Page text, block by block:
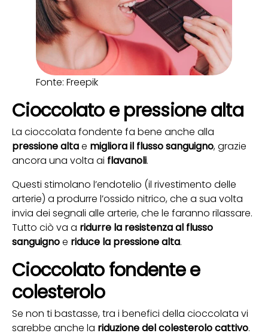
Fonte: Freepik
Cioccolato e pressione alta
La cioccolata fondente fa bene anche alla
pressione altae migliora il flusso sanguigno, grazie
ancora una volta ai flavanoli.
Questi stimolano l’endotelio (il rivestimento delle
arterie) a produrre l’ossido nitrico, che a sua volta
invia dei segnali alle arterie, che le faranno rilassare.
Tutto ciò va a ridurre la resistenza al flusso
sanguignoe riduce la pressione alta.
Cioccolato fondente e
colesterolo
Se non ti bastasse, tra i benefici della cioccolata vi
sarebbe anche la riduzione del colesterolo cattivo.